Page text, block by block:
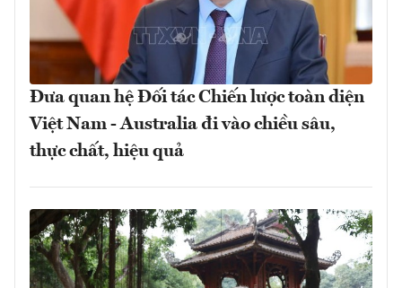
Đưa quan hệ Đối tác Chiến lược toàn diện
Việt Nam - Australia đi vào chiều sâu,
thực chất, hiệu quả